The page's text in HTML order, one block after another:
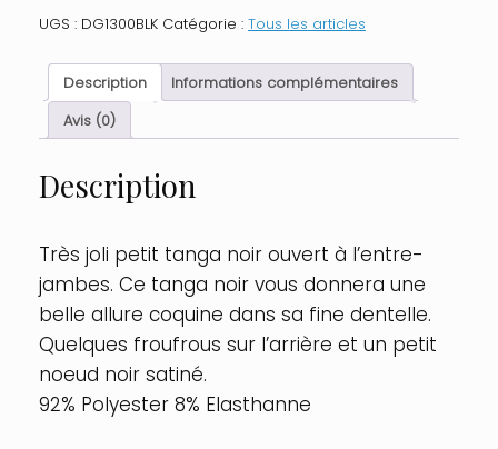
noir
avec
noeud
les
Taille
:
Couleur
Noir
UGS : DG1300BLK Catégorie : Tous les articles
Description
Informations complémentaires
Avis (0)
Description
Très joli petit tanga noir ouvert à l’entre-
jambes. Ce tanga noir vous donnera une
belle allure coquine dans sa fine dentelle.
Quelques froufrous sur l’arrière et un petit
noeud noir satiné.
92% Polyester 8% Elasthanne